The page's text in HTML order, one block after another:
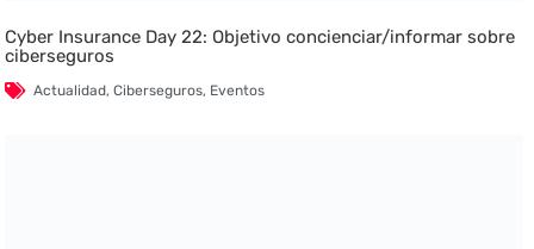
Cyber Insurance Day 22: Objetivo concienciar/informar sobre
ciberseguros
Actualidad,Ciberseguros, Eventos